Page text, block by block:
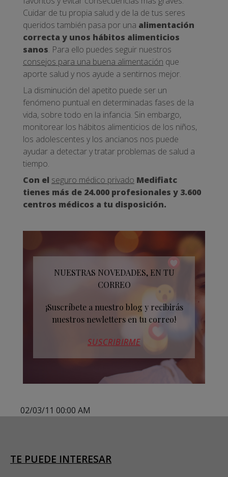
Cuidar de tu propia salud y de la de tus seres
queridos también pasa por una alimentación
correcta y unos hábitos alimenticios
sanos. Para ello puedes seguir nuestros
consejos para una buena alimentación que
aporte salud y nos ayude a sentirnos mejor.
La disminución del apetito puede ser un
fenómeno puntual en determinadas fases de la
vida, sobre todo en la infancia. Sin embargo,
monitorear los hábitos alimenticios de los niños,
los adolescentes y los ancianos nos puede
ayudar a detectar y tratar problemas de salud a
tiempo.
Con el seguro médico privado Medifiatc
tienes más de 24.000 profesionales y 3.600
centros médicos a tu disposición.
NUESTRAS NOVEDADES, EN TU
CORREO
¡Suscríbete a nuestro blog y recibirás
nuestros newletters en tu correo!
SUSCRIBIRME
02/03/11 00:00 AM
TE PUEDE INTERESAR